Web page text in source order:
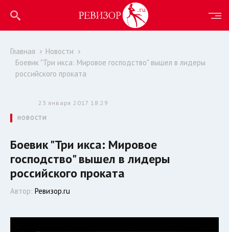
Главная
Новости
Боевик "Три икса: Мировое господство" вышел в лидеры
российского проката
23 января 2017 18:29
НОВОСТИ
Боевик "Три икса: Мировое
господство" вышел в лидеры
российского проката
Автор: Ревизор.ru